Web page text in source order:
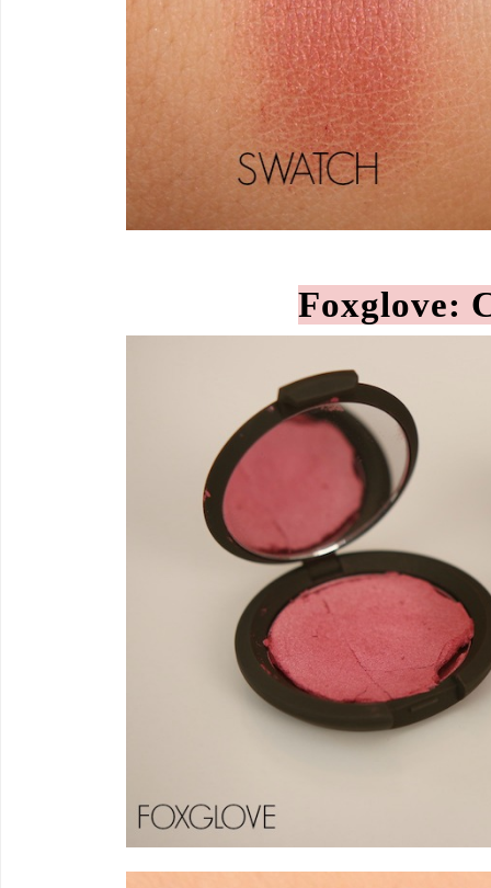
Foxglove: